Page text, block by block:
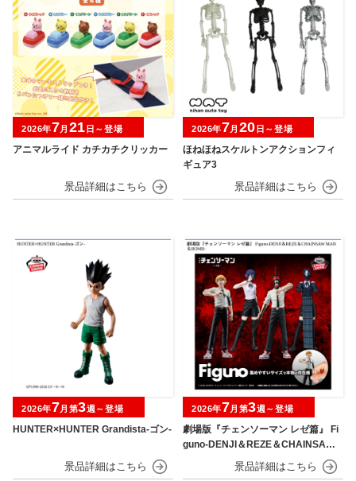
アニマルライド カチカチクリッカー
2026年7月 21 日～登場
ほねほねスケルトンアクションフィ
ギュア3
2026年7月 20 日～登場
HUNTER×HUNTER Grandista-ゴン-
2026年7月第3週～登場
劇場版『チェンソーマン レゼ篇』 Fi
guno-DENJI＆REZE＆CHAINSAW
MAN＆BOMB-
2026年7月第3週～登場